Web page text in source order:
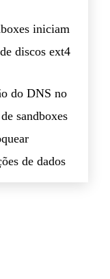
iniciam
discos ext4
do DNS no
sandboxes
de dados